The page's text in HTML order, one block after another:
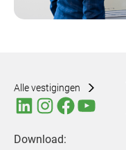
Alle vestigingen
Download: